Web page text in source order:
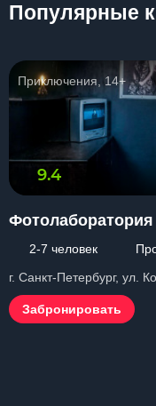
Популярные
Приключения, 14+
9.4
Фотолаборатория
2-7 человек
г. Санкт-Петербург, ул.
Забронировать